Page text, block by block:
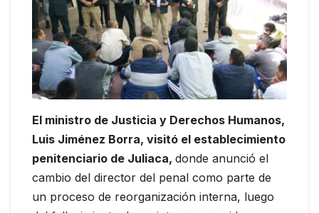
El ministro de Justicia y Derechos Humanos,
Luis Jiménez Borra, visitó el establecimiento
penitenciario de Juliaca, donde anunció el
cambio del director del penal como parte de
un proceso de reorganización interna, luego